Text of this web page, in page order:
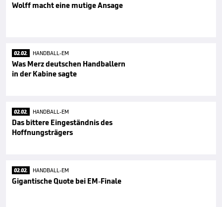
Wolff macht eine mutige Ansage
02.02. HANDBALL-EM
Was Merz deutschen Handballern
in der Kabine sagte
02.02. HANDBALL-EM
Das bittere Eingeständnis des
Hoffnungsträgers
02.02. HANDBALL-EM
Gigantische Quote bei EM-Finale